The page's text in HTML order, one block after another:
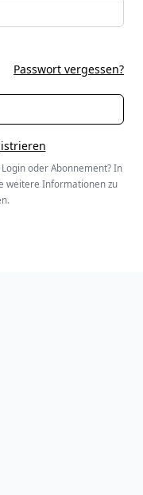
Passwort vergessen?
oder Abonnement? In
weitere Informationen zu